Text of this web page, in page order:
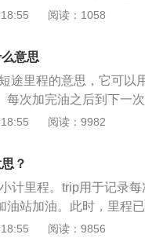
有三种显示，分别是总
行车距离，以方便你计
括连接同一信号源的两
里程通常有四位数，供
零，电子式里程表累积
能保存。2、汽车里程
带动钢丝缆旋转，钢
通过游丝将指针置于零
打破，指针因此被带动。
阅读：1058
意思
途里程的意思，它可以
每次加完油之后到下一
记录的功能，车主可以
出一个最真实的油耗
程达到2000公里时就会
转换成正常里程：不同
正常里程有以下两种方
2、关闭车辆的的定速巡
阅读：9982
？
计里程。trip用于记录
油站加油。此时，里程
重新加油，记下当前里
阅读：9856